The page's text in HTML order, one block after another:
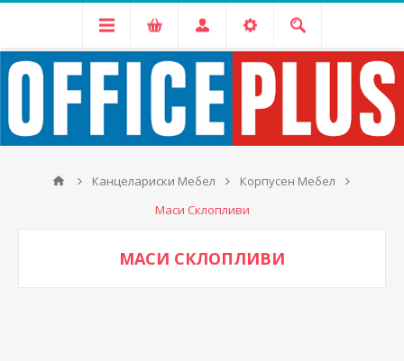
Канцелариски Мебел
Корпусен Мебел
Маси Склопливи
МАСИ СКЛОПЛИВИ